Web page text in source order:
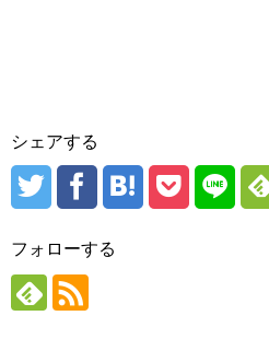
シェアする
フォローする